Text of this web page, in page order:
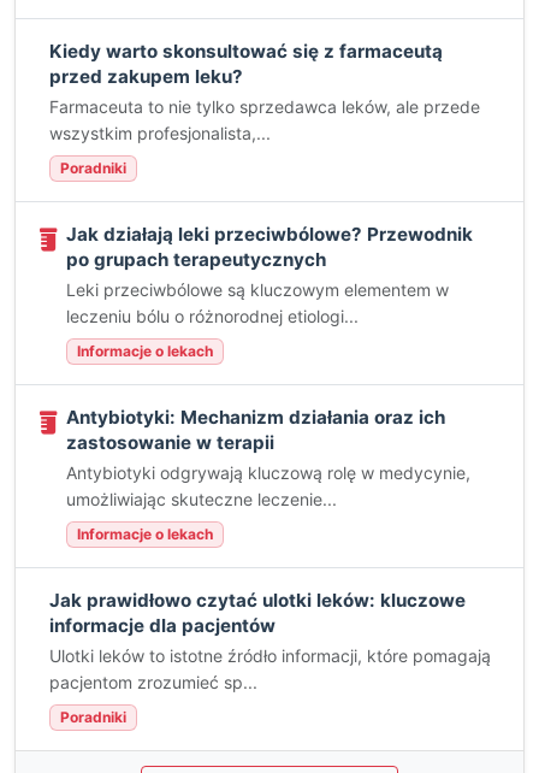
Kiedy warto skonsultować się z farmaceutą
przed zakupem leku?
Farmaceuta to nie tylko sprzedawca leków, ale przede
wszystkim profesjonalista,...
Poradniki
Jak działają leki przeciwbólowe? Przewodnik
po grupach terapeutycznych
Leki przeciwbólowe są kluczowym elementem w
leczeniu bólu o różnorodnej etiologi...
Informacje o lekach
Antybiotyki: Mechanizm działania oraz ich
zastosowanie w terapii
Antybiotyki odgrywają kluczową rolę w medycynie,
umożliwiając skuteczne leczenie...
Informacje o lekach
Jak prawidłowo czytać ulotki leków: kluczowe
informacje dla pacjentów
Ulotki leków to istotne źródło informacji, które pomagają
pacjentom zrozumieć sp...
Poradniki